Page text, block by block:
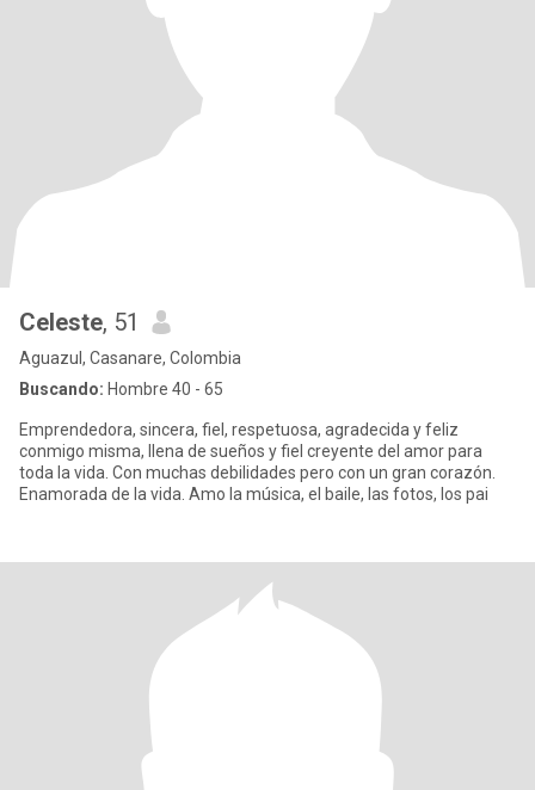
Celeste, 51
Aguazul, Casanare, Colombia
Buscando: Hombre 40 - 65
Emprendedora, sincera, fiel, respetuosa, agradecida y feliz
conmigo misma, llena de sueños y fiel creyente del amor para
toda la vida. Con muchas debilidades pero con un gran corazón.
Enamorada de la vida. Amo la música, el baile, las fotos, los pai